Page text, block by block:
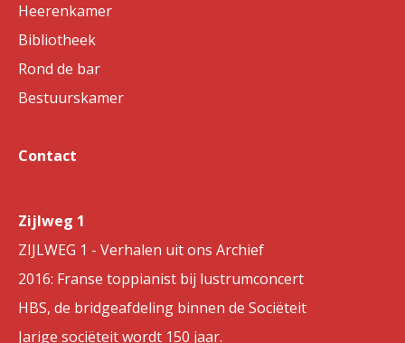
Heerenkamer
Bibliotheek
Rond de bar
Bestuurskamer
Contact
Zijlweg 1
ZIJLWEG 1 - Verhalen uit ons Archief
2016: Franse toppianist bij lustrumconcert
HBS, de bridgeafdeling binnen de Sociëteit
Jarige sociëteit wordt 150 jaar.